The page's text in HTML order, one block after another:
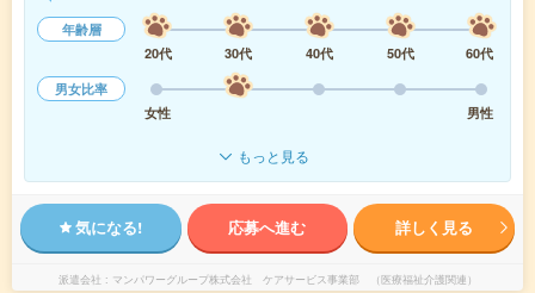
年齢層
20代
30代 40代 50代
60代
男女比率
女性
男性
もっと見る
気になる! 応募へ進む 詳しく見る
派遣会社 マンパワーグループ株式会社 ケアサービス事業部 （医療福祉介護関連）